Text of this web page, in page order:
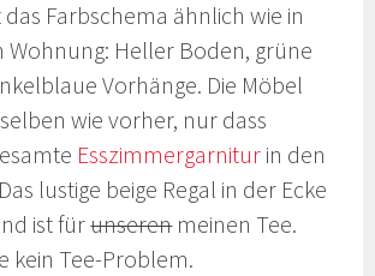
Farbschema ähnlich wie in
Wohnung: Heller Boden, grüne
Vorhänge. Die Möbel
wie vorher, nur dass
Esszimmergarnitur in den
lustige beige Regal in der Ecke
ist fürunserenmeinen Tee.
kein Tee-Problem.